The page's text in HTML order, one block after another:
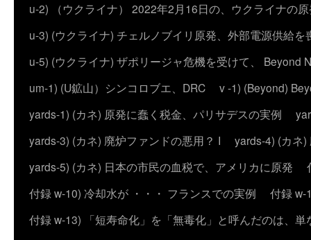
u-2) （ウクライナ） 2022年2月16日の、ウクライナの
u-3) (ウクライナ) チェルノブイリ原発、外部電源供給を
u-5) (ウクライナ) ザポリージャ危機を受けて、 Beyond
um-1) (U鉱山）シンコロブエ、DRC
v -1) (Beyond)
yards-1) (カネ) 原発に蠢く税金、パリサデスの実例
yards-3) (カネ) 廃炉ファンドの悪用？ I
yards-4) (カネ
yards-5) (カネ) 日本の市民の血税で、アメリカに原発
付録 w-10) 冷却水が ・・・ フランスでの実例
付録 w-
付録 w-13) 「短寿命化」を「無毒化」と呼んだのは、